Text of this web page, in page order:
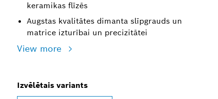
keramikas flīzēs
Augstas kvalitātes dimanta slīpgrauds un
matrice izturībai un precizitātei
View more
Izvēlētais variants